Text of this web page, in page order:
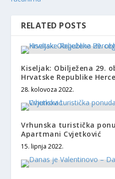
RELATED POSTS
Kiseljak: Obilježena 29.
Hrvatske Republike
28. kolovoza 2022.
Vrhunska turistička
Apartmani Cvjetković
15. lipnja 2022.